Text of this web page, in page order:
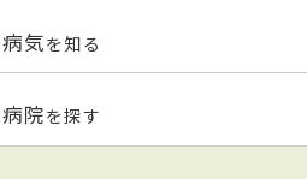
病気を知る
病院を探す